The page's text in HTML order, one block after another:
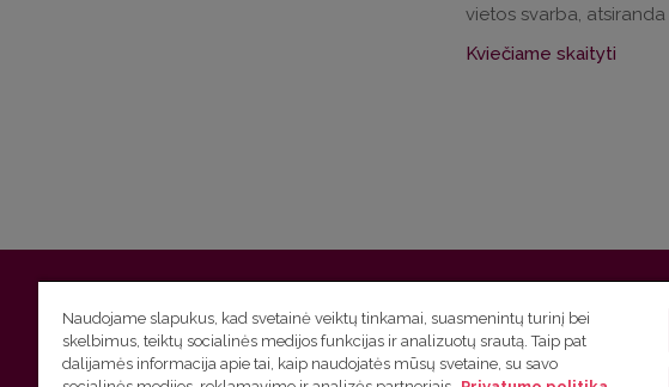
vietos svarba,
Kviečiame skaityti
Vilniaus universitetas Filologijos fakultetas | Universiteto g. 5, LT-01131
Studijų skyriaus(studijų ir tvarkaraščio klausimai) tel. (0 5) 268 7208 | El.
Naudojame slapukus, kad svetainė veiktų tinkamai, suasmenintų turinį bei
skelbimus, teiktų socialinės medijos funkcijas ir analizuotų srautą. Taip pat
dalijamės informacija apie tai, kaip naudojatės mūsų svetaine, su savo